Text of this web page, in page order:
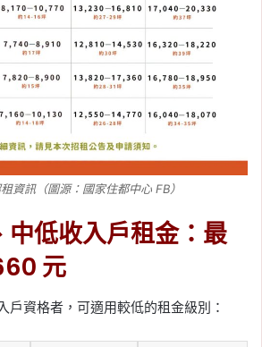
資訊（圖源：國家住都中心 FB）
中低收入戶租金：最
元
戶資格者，可適用較低的租金級別：